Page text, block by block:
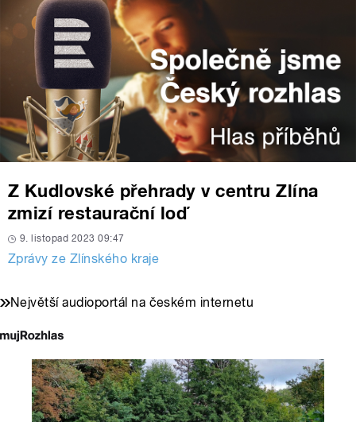
Z Kudlovské přehrady v centru Zlína
zmizí restaurační loď
9. listopad 2023 09:47
Zprávy ze Zlínského kraje
Největší audioportál na českém internetu